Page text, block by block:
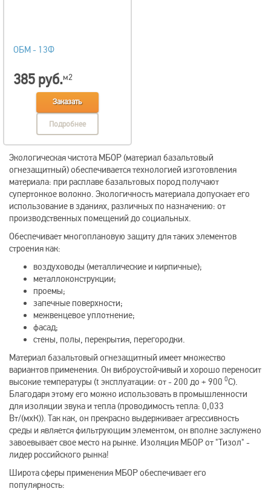
ОБМ - 13Ф
385 руб.м2
Заказать
Подробнее
Экологическая чистота МБОР (материал базальтовый
огнезащитный) обеспечивается технологией изготовления
материала: при расплаве базальтовых пород получают
супертонкое волокно. Экологичность материала допускает его
использование в зданиях, различных по назначению: от
производственных помещений до социальных.
Обеспечивает многоплановую защиту для таких элементов
строения как:
воздуховоды (металлические и кирпичные);
металлоконструкции;
проемы;
запечные поверхности;
межвенцевое уплотнение;
фасад;
стены, полы, перекрытия, перегородки.
Материал базальтовый огнезащитный имеет множество
вариантов применения. Он виброустойчивый и хорошо переносит
высокие температуры (t эксплуатации: от - 200 до + 900 0С).
Благодаря этому его можно использовать в промышленности
для изоляции звука и тепла (проводимость тепла: 0,033
Вт/(мхК)). Так как, он прекрасно выдерживает агрессивность
среды и является фильтрующим элементом, он вполне заслужено
завоевывает свое место на рынке. Изоляция МБОР от "Тизол" -
лидер российского рынка!
Широта сферы применения МБОР обеспечивает его
популярность: